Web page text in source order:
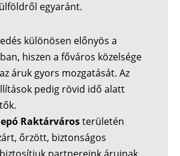
egyaránt.
különösen előnyös a
hiszen a főváros közelsége
áruk gyors mozgatását. Az
pedig rövid idő alatt
Raktárvárosterületén
őrzött, biztonságos